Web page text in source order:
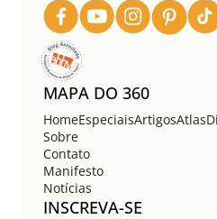
MAPA DO 360
HomeEspeciaisArtigosAtlas
Sobre
Contato
Manifesto
Notícias
INSCREVA-SE